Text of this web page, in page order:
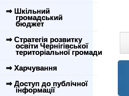
⇒ Шкільний
громадський
бюджет
⇒ Стратегія розвитку
освіти Чернігівської
територіальної громади
⇒ Харчування
⇒ Доступ до публічної
інформації